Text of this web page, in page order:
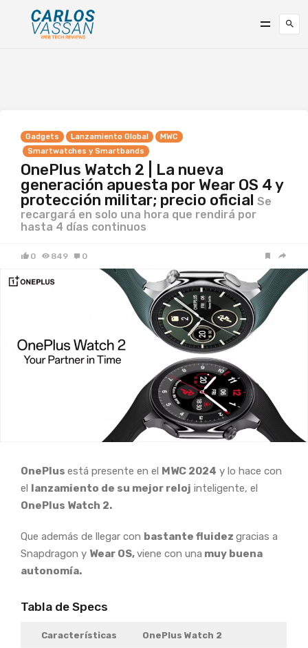
Gadgets Lanzamiento Global
MWC
Smartwatches y Smartbands
OnePlus Watch 2 | La nueva
generación apuesta por Wear OS 4 y
protección militar; precio oficial Se
recargará en solo una hora que rendirá por
hasta 4 días continuos
0 849 0
OnePlus está presente en el MWC 2024 y lo hace con
el lanzamiento de su mejor reloj inteligente, el
OnePlus Watch 2.
Que además de llegar con bastante fluidez gracias a
Snapdragon y Wear OS,viene con una muy buena
autonomía.
Tabla de Specs
Características OnePlus Watch 2